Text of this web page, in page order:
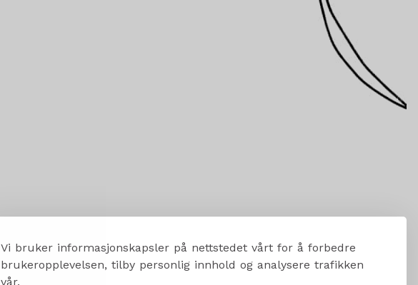
Vi bruker informasjonskapsler på nettstedet vårt for å forbedre
brukeropplevelsen, tilby personlig innhold og analysere trafikken
vår.